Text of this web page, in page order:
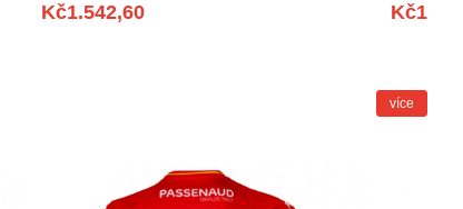
Kč1.542,60 Kč
více